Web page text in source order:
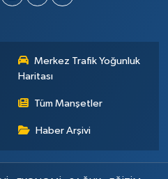
Merkez Trafik Yoğunluk
Haritası
Tüm Manşetler
Haber Arşivi